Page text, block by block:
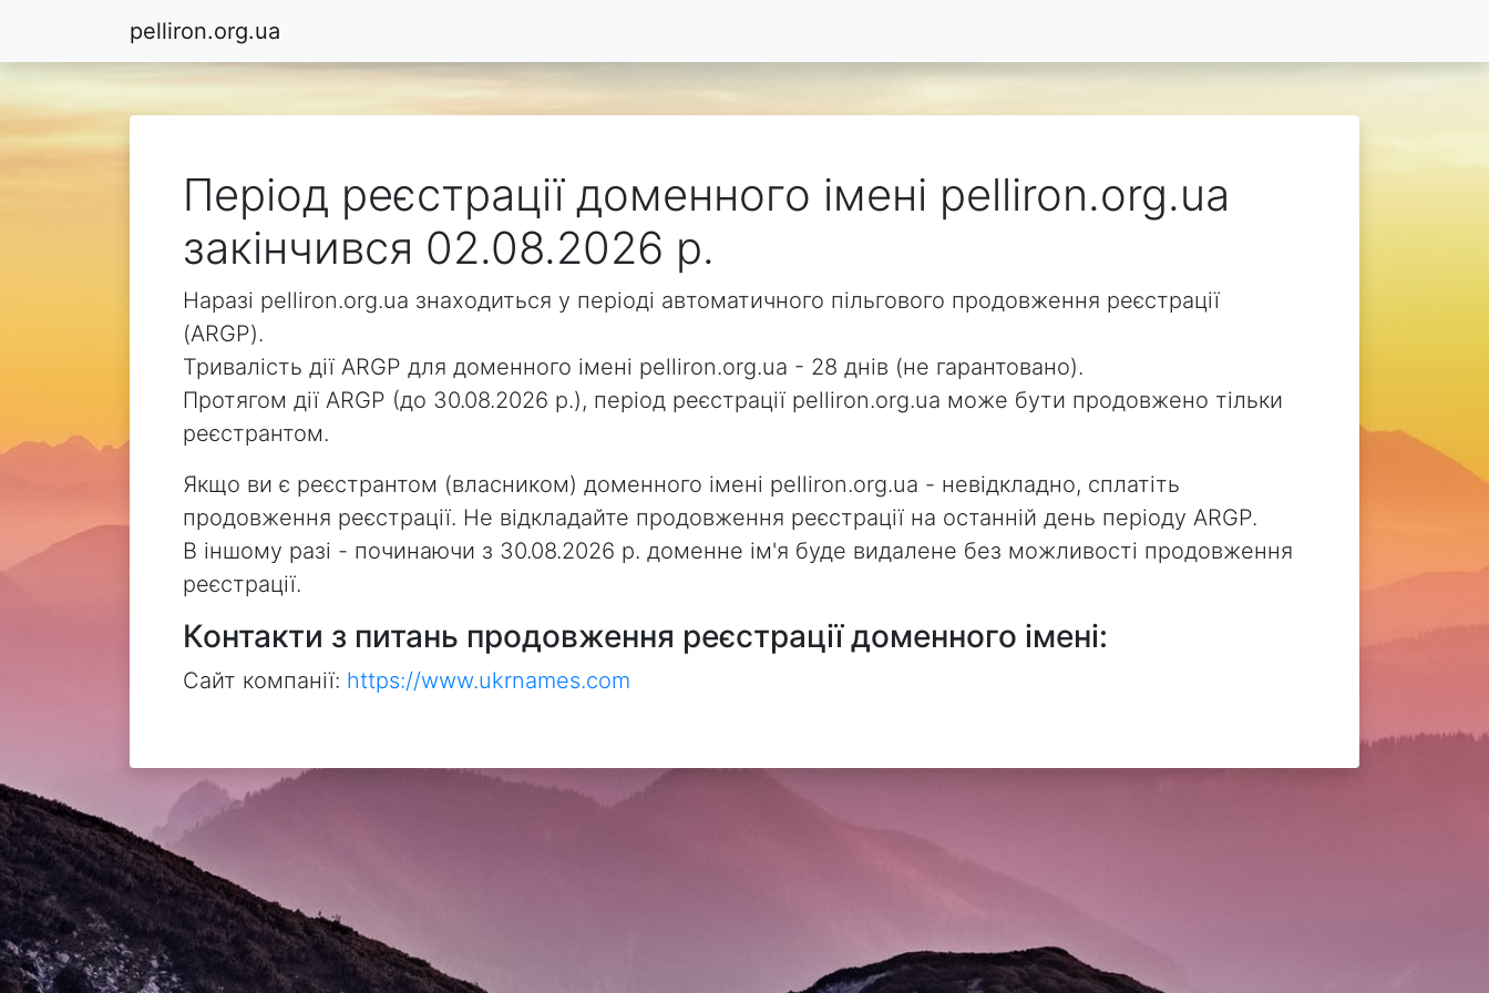
pelliron.org.ua
Період реєстрації доменного імені pelliron.org.ua
закінчився 02.08.2026 р.
Наразі pelliron.org.ua знаходиться у періоді автоматичного пільгового продовження реєстрації
(ARGP).
Тривалість дії ARGP для доменного імені pelliron.org.ua - 28 днів (не гарантовано).
Протягом дії ARGP (до 30.08.2026 р.), період реєстрації pelliron.org.ua може бути продовжено тільки
реєстрантом.
Якщо ви є реєстрантом (власником) доменного імені pelliron.org.ua - невідкладно, сплатіть
продовження реєстрації. Не відкладайте продовження реєстрації на останній день періоду ARGP.
В іншому разі - починаючи з 30.08.2026 р. доменне ім'я буде видалене без можливості продовження
реєстрації.
Контакти з питань продовження реєстрації доменного імені:
Сайт компанії: https://www.ukrnames.com